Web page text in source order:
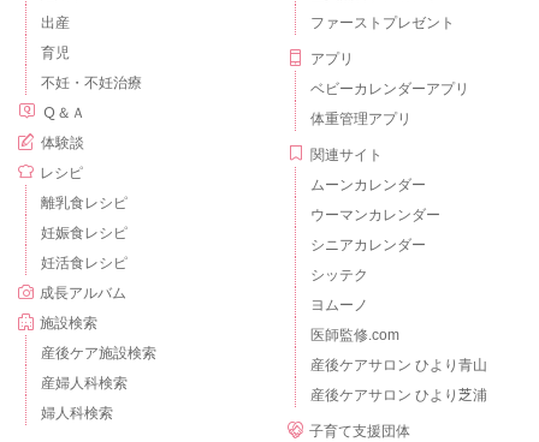
出産
育児
不妊・不妊治療
Ｑ＆Ａ
体験談
レシピ
離乳食レシピ
妊娠食レシピ
妊活食レシピ
成長アルバム
施設検索
産後ケア施設検索
産婦人科検索
婦人科検索
ファーストプレゼント
アプリ
ベビーカレンダーアプリ
体重管理アプリ
関連サイト
ムーンカレンダー
ウーマンカレンダー
シニアカレンダー
シッテク
ヨムーノ
医師監修.com
産後ケアサロン ひより青山
産後ケアサロン ひより芝浦
子育て支援団体